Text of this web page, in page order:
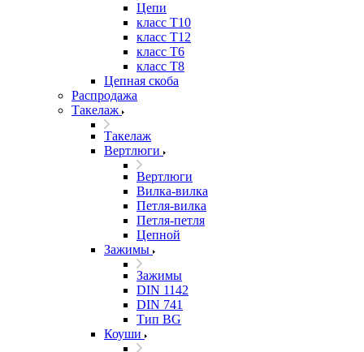
Цепи
класс Т10
класс Т12
класс Т6
класс Т8
Цепная скоба
Распродажа
Такелаж
Такелаж
Вертлюги
Вертлюги
Вилка-вилка
Петля-вилка
Петля-петля
Цепной
Зажимы
Зажимы
DIN 1142
DIN 741
Тип BG
Коуши